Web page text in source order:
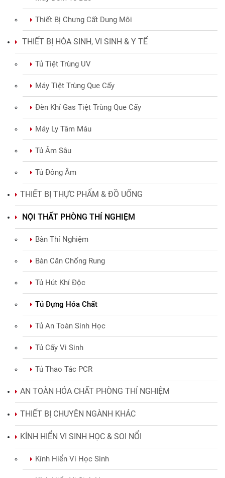
Máy Đếm Tế Bào
Thiết Bị Chưng Cất Dung Môi
THIẾT BỊ HÓA SINH, VI SINH & Y TẾ
Tủ Tiệt Trùng UV
Máy Tiệt Trùng Que Cấy
Đèn Khí Gas Tiệt Trùng Que Cấy
Máy Ly Tâm Máu
Tủ Âm Sâu
Tủ Đông Âm
THIẾT BỊ THỰC PHẨM & ĐỒ UỐNG
NỘI THẤT PHÒNG THÍ NGHIỆM
Bàn Thí Nghiệm
Bàn Cân Chống Rung
Tủ Hút Khí Độc
Tủ Đựng Hóa Chất
Tủ An Toàn Sinh Học
Tủ Cấy Vi Sinh
Tủ Thao Tác PCR
AN TOÀN HÓA CHẤT PHÒNG THÍ NGHIỆM
THIẾT BỊ CHUYÊN NGÀNH KHÁC
KÍNH HIỂN VI SINH HỌC & SOI NỔI
Kính Hiển Vi Học Sinh